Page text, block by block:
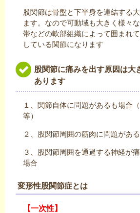
股関節は骨盤と下半身を連結する
ます。なので可動域も大きく様々
帯などの軟部組織によって囲まれ
している関節になります
股関節に痛みを出す原因は大
あります
１、関節自体に問題があるも場合
等）
２、股関節周囲の筋肉に問題があ
３、股関節周囲を通過する神経が
場合
変形性股関節症とは
【一次性】